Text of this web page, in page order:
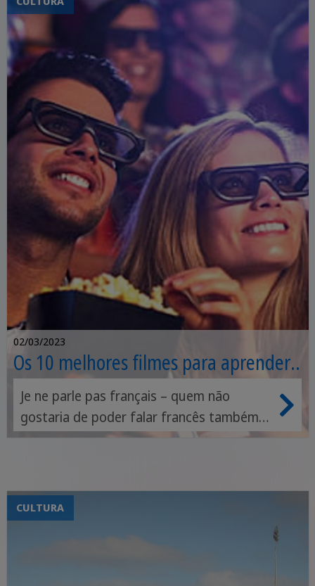
Dessa forma, você aproveitará ao máximo
sua semana em Barcelona e também
entrará em contato com o idioma
espanhol regularmente. Claro, seu tempo
livre em Barcelona não é ignorado. Você
pode ir à praia com seus novos amigos
internacionais ou participar de inúmeras
atividades de lazer no parque próximo.
Entretenimento e muita diversão são
sempre oferecidos no Camp Barcelona da
Sprachcaffe! Abaixo você encontrará uma
visão sobre o curso de uma semana típica
com a Sprachcaffe em Barcelona.
02/03/2023
Os 10 melhores filmes para aprender
francês
Je ne parle pas français – quem não
gostaria de poder falar francês também?
Você ainda está procurando maneiras de
talento de todos. Talvez seus talentos
sejam mais pipoca e Netflix? Então temos
CULTURA